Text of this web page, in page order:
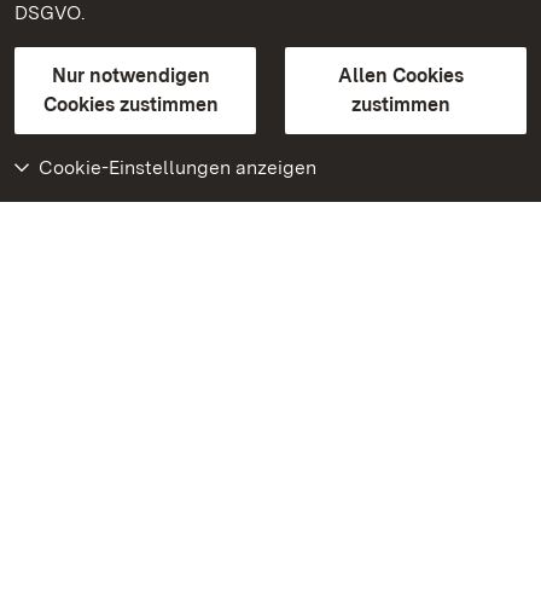
DSGVO.
Nur notwendigen
Cookies zustimmen
Allen Cookies
zustimmen
Cookie-Einstellungen anzeigen
Kontakt
GebärdenspracheLeichte Sprache
Erklärung zur Barrierefreiheit
BITV-konform (geprüfte Seiten)
Weiteres